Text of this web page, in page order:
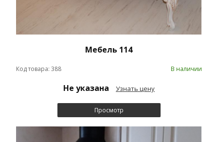
Мебель 114
Код товара: 388 В наличии
Не указана Узнать цену
Просмотр